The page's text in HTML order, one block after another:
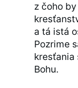
z čoho
a tá istá
Pozrime
kresťania
Bohu.